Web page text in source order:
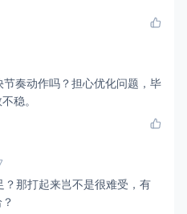
奏动作吗？担心优化问题，毕
稳。
那打起来岂不是很难受，有